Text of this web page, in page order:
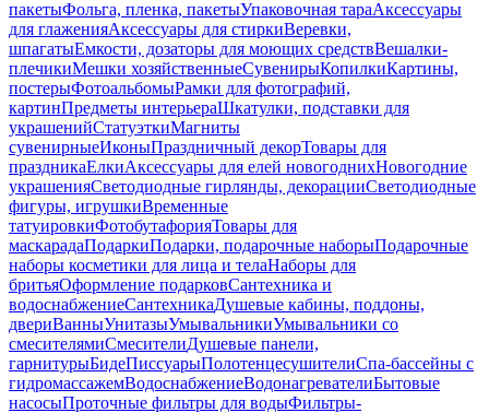
пакетыФольга, пленка, пакетыУпаковочная тараАксессуары
для глаженияАксессуары для стиркиВеревки,
шпагатыЕмкости, дозаторы для моющих средствВешалки-
плечикиМешки хозяйственныеСувенирыКопилкиКартины,
постерыФотоальбомыРамки для фотографий,
картинПредметы интерьераШкатулки, подставки для
украшенийСтатуэткиМагниты
сувенирныеИконыПраздничный декорТовары для
праздникаЕлкиАксессуары для елей новогоднихНовогодние
украшенияСветодиодные гирлянды, декорацииСветодиодные
фигуры, игрушкиВременные
татуировкиФотобутафорияТовары для
маскарадаПодаркиПодарки, подарочные наборыПодарочные
наборы косметики для лица и телаНаборы для
бритьяОформление подарковСантехника и
водоснабжениеСантехникаДушевые кабины, поддоны,
двериВанныУнитазыУмывальникиУмывальники со
смесителямиСмесителиДушевые панели,
гарнитурыБидеПиссуарыПолотенцесушителиСпа-бассейны с
гидромассажемВодоснабжениеВодонагревателиБытовые
насосыПроточные фильтры для водыФильтры-